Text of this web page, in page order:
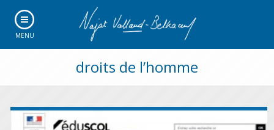
MENU
droits de l’homme